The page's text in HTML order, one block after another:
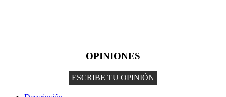
OPINIONES
ESCRIBE TU OPINIÓN